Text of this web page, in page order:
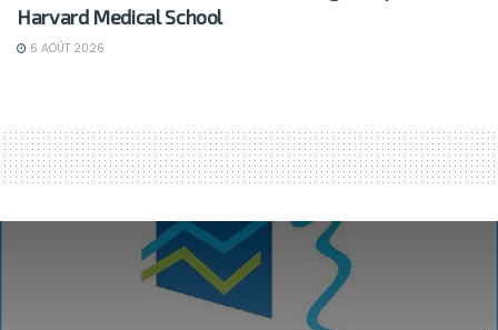
Harvard Medical School
6 AOÛT 2026